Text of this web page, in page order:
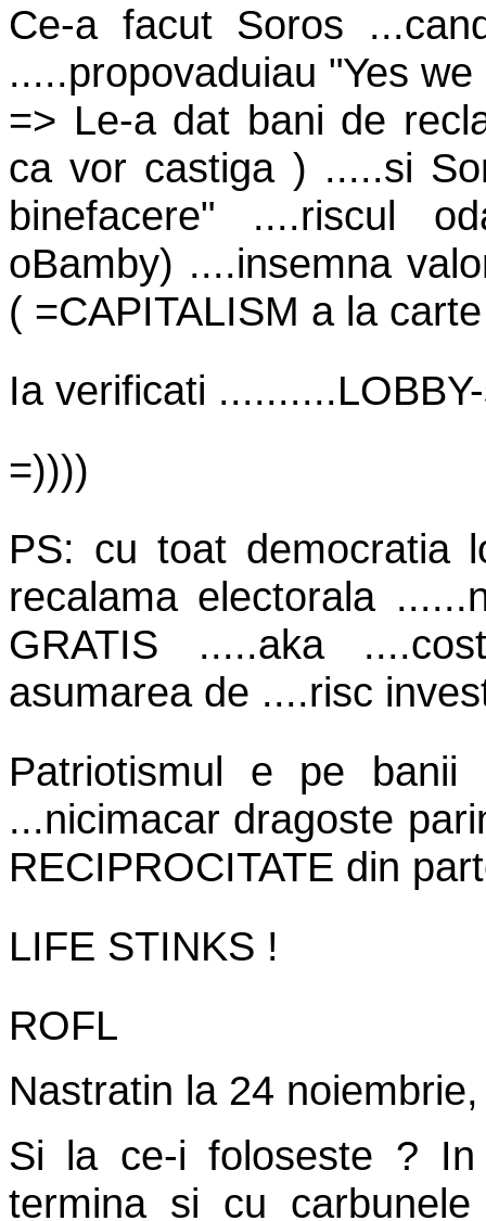
Ce-a facut Soros
.....propovaduiau "Yes
=> Le-a dat bani de
ca vor castiga ) .....si
binefacere" ....riscul
oBamby) ....insemna
( =CAPITALISM a la
Ia verificati
=))))
PS: cu toat democratia
recalama electorala
GRATIS .....aka
asumarea de ....risc
Patriotismul e pe
...nicimacar dragoste
RECIPROCITATE din
LIFE STINKS !
ROFL
Nastratin la 24
Si la ce-i foloseste ?
termina si cu